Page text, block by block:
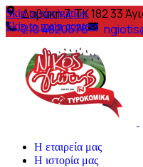
Skip to navigation
Skip to main content
Δαβάκη 7, ΤΚ 182 33
210 4820576
Η εταιρεία μας
Η ιστορία μας